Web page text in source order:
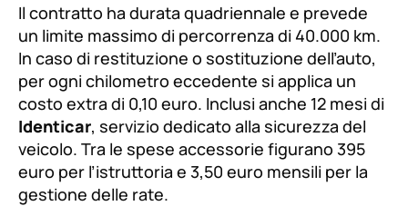
Il contratto ha durata quadriennale e prevede
un limite massimo di percorrenza di 40.000 km.
In caso di restituzione o sostituzione dell’auto,
per ogni chilometro eccedente si applica un
costo extra di 0,10 euro. Inclusi anche 12 mesi di
Identicar, servizio dedicato alla sicurezza del
veicolo. Tra le spese accessorie figurano 395
euro per l’istruttoria e 3,50 euro mensili per la
gestione delle rate.